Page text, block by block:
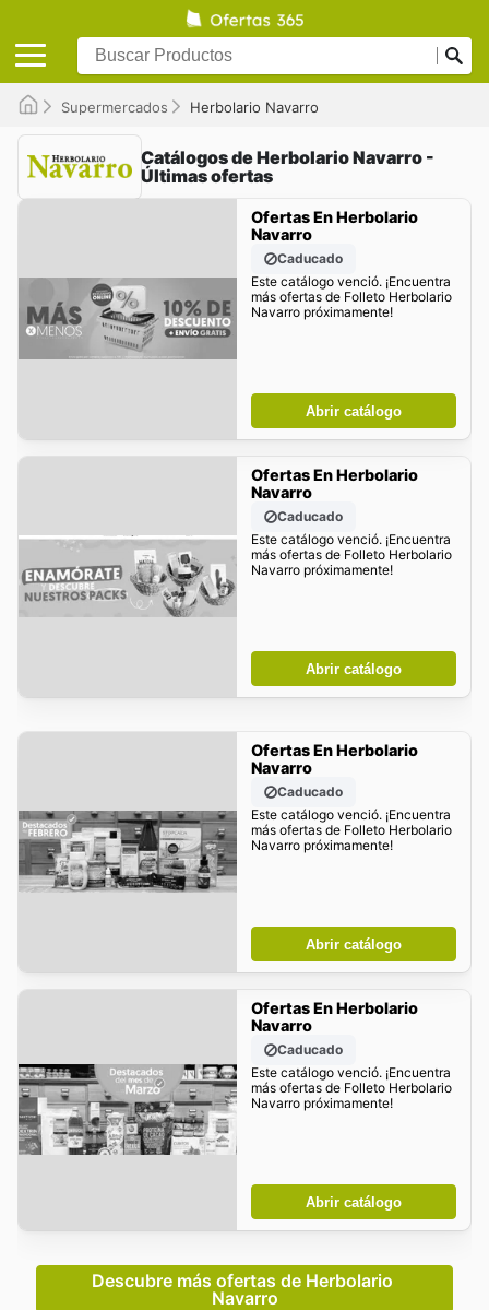
Supermercados Herbolario Navarro
Catálogos de Herbolario Navarro -
Últimas ofertas
Ofertas En Herbolario
Navarro
Caducado
Este catálogo venció. ¡Encuentra
más ofertas de Folleto Herbolario
Navarro próximamente!
Abrir catálogo
Ofertas En Herbolario
Navarro
Caducado
Este catálogo venció. ¡Encuentra
más ofertas de Folleto Herbolario
Navarro próximamente!
Abrir catálogo
Ofertas En Herbolario
Navarro
Caducado
Este catálogo venció. ¡Encuentra
más ofertas de Folleto Herbolario
Navarro próximamente!
Abrir catálogo
Ofertas En Herbolario
Navarro
Caducado
Este catálogo venció. ¡Encuentra
más ofertas de Folleto Herbolario
Navarro próximamente!
Abrir catálogo
Descubre más ofertas de Herbolario
Navarro